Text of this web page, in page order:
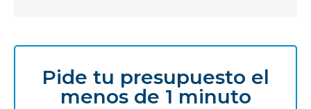
Pide tu presupuesto el
menos de 1 minuto